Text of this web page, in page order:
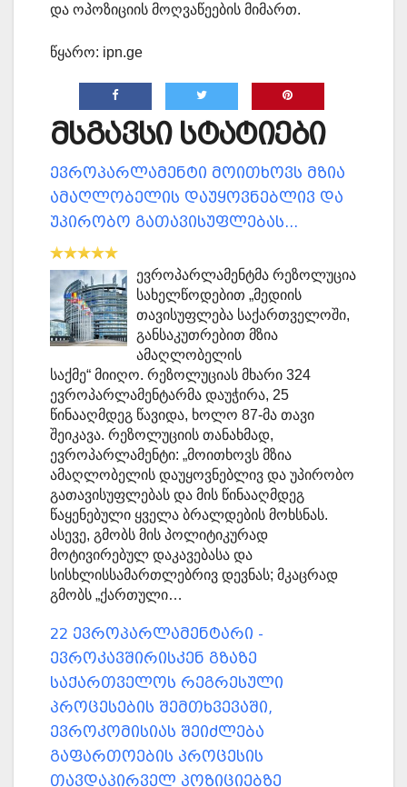
და ოპოზიციის მოღვაწეების მიმართ.
წყარო: ipn.ge
მსგავსი სტატიები
ევროპარლამენტი მოითხოვს მზია
ამაღლობელის დაუყოვნებლივ და
უპირობო გათავისუფლებას...
ევროპარლამენტმა რეზოლუცია
სახელწოდებით „მედიის
თავისუფლება საქართველოში,
განსაკუთრებით მზია
ამაღლობელის
საქმე“ მიიღო. რეზოლუციას მხარი 324
ევროპარლამენტარმა დაუჭირა, 25
წინააღმდეგ წავიდა, ხოლო 87-მა თავი
შეიკავა. რეზოლუციის თანახმად,
ევროპარლამენტი: „მოითხოვს მზია
ამაღლობელის დაუყოვნებლივ და უპირობო
გათავისუფლებას და მის წინააღმდეგ
წაყენებული ყველა ბრალდების მოხსნას.
ასევე, გმობს მის პოლიტიკურად
მოტივირებულ დაკავებასა და
სისხლისსამართლებრივ დევნას; მკაცრად
გმობს „ქართული…
22 ევროპარლამენტარი -
ევროკავშირისკენ გზაზე
საქართველოს რეგრესული
პროცესების შემთხვევაში,
ევროკომისიას შეიძლება
გაფართოების პროცესის
თავდაპირველ პოზიციებზე